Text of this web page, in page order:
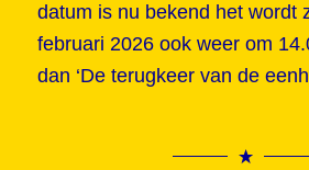
datum is nu bekend het wordt
februari 2026 ook weer om
dan ‘De terugkeer van de